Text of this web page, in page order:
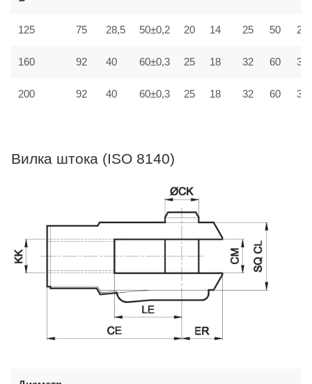
125 75 28,5 50±0,2 20 14 25 50
160 92 40 60±0,3 25 18 32 60
200 92 40 60±0,3 25 18 32 60
Вилка штока (ISO 8140)